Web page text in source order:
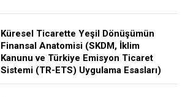
Küresel Ticarette Yeşil Dönüşümün
Finansal Anatomisi (SKDM, İklim
Kanunu ve Türkiye Emisyon Ticaret
Sistemi (TR-ETS) Uygulama Esasları)